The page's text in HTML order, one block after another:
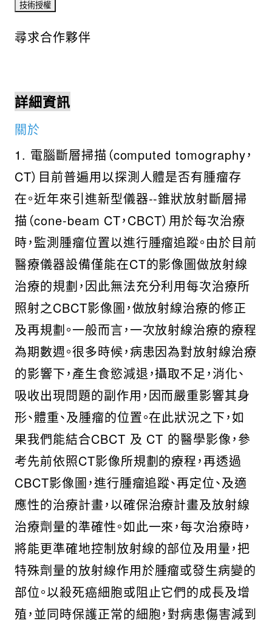
尋求合作夥伴
詳細資訊
關於
1. 電腦斷層掃描（computed tomography，
CT）目前普遍用以探測人體是否有腫瘤存
在。近年來引進新型儀器--錐狀放射斷層掃
描（cone-beam CT，CBCT）用於每次治療
時，監測腫瘤位置以進行腫瘤追蹤。由於目前
醫療儀器設備僅能在CT的影像圖做放射線
治療的規劃，因此無法充分利用每次治療所
照射之CBCT影像圖，做放射線治療的修正
及再規劃。一般而言，一次放射線治療的療程
為期數週。很多時候，病患因為對放射線治療
的影響下，產生食慾減退，攝取不足，消化、
吸收出現問題的副作用，因而嚴重影響其身
形、體重、及腫瘤的位置。在此狀況之下，如
果我們能結合CBCT 及 CT 的醫學影像，參
考先前依照CT影像所規劃的療程，再透過
CBCT影像圖，進行腫瘤追蹤、再定位、及適
應性的治療計畫，以確保治療計畫及放射線
治療劑量的準確性。如此一來，每次治療時，
將能更準確地控制放射線的部位及用量，把
特殊劑量的放射線作用於腫瘤或發生病變的
部位。以殺死癌細胞或阻止它們的成長及增
殖，並同時保護正常的細胞，對病患傷害減到